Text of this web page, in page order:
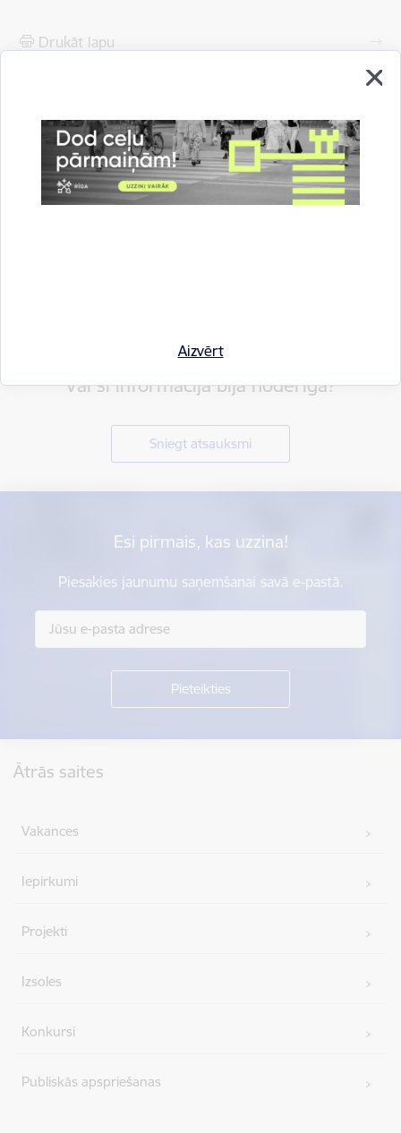
Aizvērt
Drukāt lapu
Vai šī informācija bija noderīga?
Sniegt atsauksmi
Esi pirmais, kas uzzina!
Piesakies jaunumu saņemšanai savā e-pastā.
Ātrās saites
Vakances
Iepirkumi
Projekti
Izsoles
Konkursi
Publiskās apspriešanas